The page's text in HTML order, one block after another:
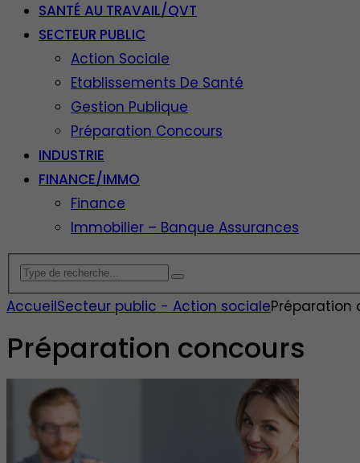
SANTÉ AU TRAVAIL/QVT
SECTEUR PUBLIC
Action Sociale
Etablissements De Santé
Gestion Publique
Préparation Concours
INDUSTRIE
FINANCE/IMMO
Finance
Immobilier – Banque Assurances
AccueilSecteur public - Action socialePréparation
Préparation concours